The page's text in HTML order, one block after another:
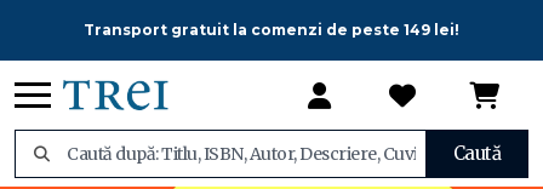
Transport gratuit la comenzi de peste 149 lei!
Caută